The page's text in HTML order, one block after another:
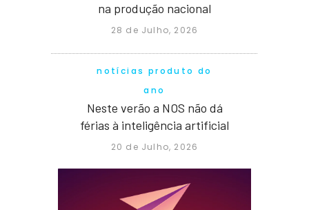
na produção nacional
28 de Julho, 2026
notícias produto do
ano
Neste verão a NOS não dá
férias à inteligência artificial
20 de Julho, 2026